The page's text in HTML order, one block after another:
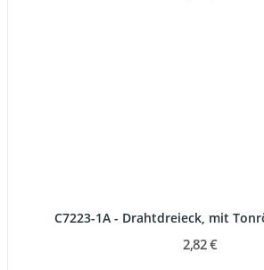
C7223-1A - Drahtdreieck, mit
2,82 €